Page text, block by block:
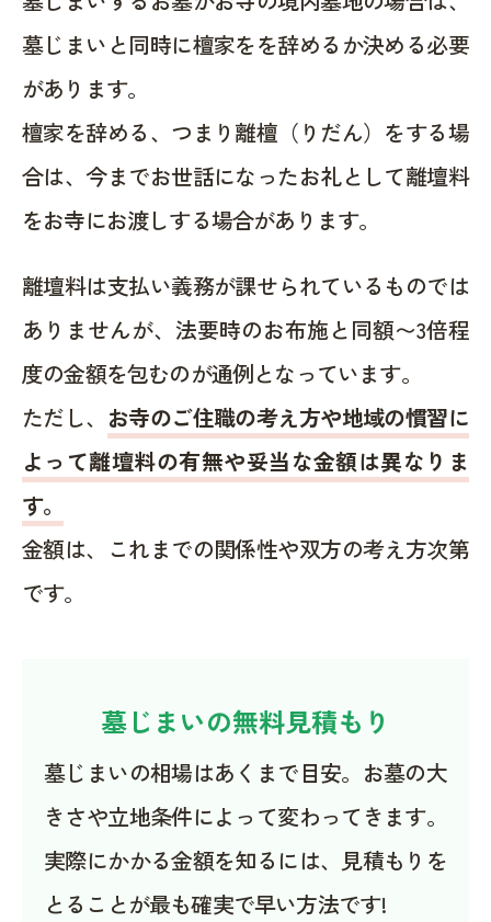
墓じまいと同時に檀家をを辞めるか決める必要
があります。
檀家を辞める、つまり離檀（りだん）をする場
合は、今までお世話になったお礼として離壇料
をお寺にお渡しする場合があります。
離壇料は支払い義務が課せられているものでは
ありませんが、法要時のお布施と同額〜3倍程
度の金額を包むのが通例となっています。
ただし、 お寺のご住職の考え方や地域の慣習に
よって離壇料の有無や妥当な金額は異なりま
す。
金額は、これまでの関係性や双方の考え方次第
です。
墓じまいの無料見積もり
墓じまいの相場はあくまで目安。お墓の大
きさや立地条件によって変わってきます。
実際にかかる金額を知るには、見積もりを
とることが最も確実で早い方法です!